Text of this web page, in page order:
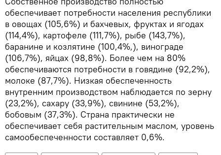
обеспечивает потребности населения республики
в овощах (105,6%) и бахчевых, фруктах и ягодах
(114,4%), картофеле (111,7%), рыбе (143,7%),
баранине и козлятине (100,4%,), винограде
(106,7%), яйцах (98,8%). Более чем на 80%
обеспечиваются потребности в говядине (92,2%),
молоке (87,7%). Низкая обеспеченность
внутренним производством наблюдается по зерну
(23,2%), сахару (33,9%), свинине (53,2%),
бобовым (37,3%). Страна практически не
обеспечивает себя растительным маслом, уровень
самообеспеченности составляет 0,6%.